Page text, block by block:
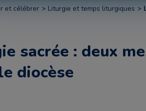
et célébrer Liturgie et temps liturgiques
sacrée : deux
diocèse